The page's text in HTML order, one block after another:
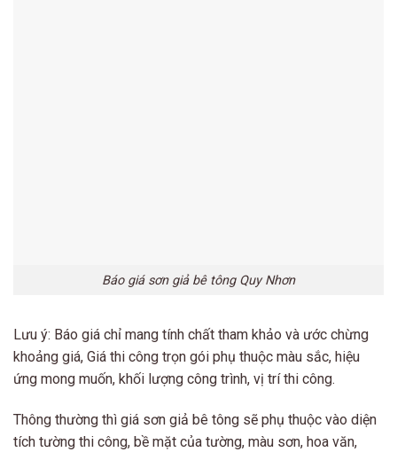
Báo giá sơn giả bê tông Quy Nhơn
Lưu ý: Báo giá chỉ mang tính chất tham khảo và ước chừng
khoảng giá, Giá thi công trọn gói phụ thuộc màu sắc, hiệu
ứng mong muốn, khối lượng công trình, vị trí thi công.
Thông thường thì giá sơn giả bê tông sẽ phụ thuộc vào diện
tích tường thi công, bề mặt của tường, màu sơn, hoa văn,